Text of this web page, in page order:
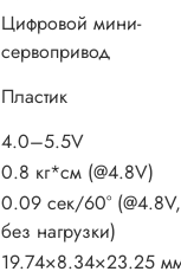
Цифровой мини-
сервопривод
Пластик
4.0–5.5V
0.8 кг*см (@4.8V)
0.09 сек/60° (@4.8V,
без нагрузки)
19.74×8.34×23.25